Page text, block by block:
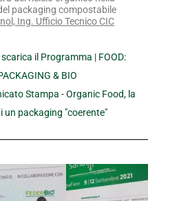
packaging compostabile
Ing. Ufficio Tecnico CIC
il Programma | FOOD:
& BIO
Stampa - Organic Food, la
un packaging "coerente"